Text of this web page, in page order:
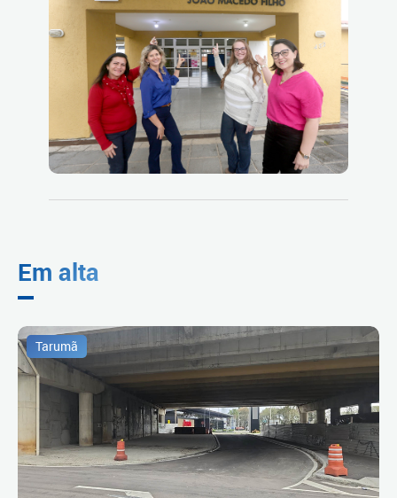
Em alta
Tarumã